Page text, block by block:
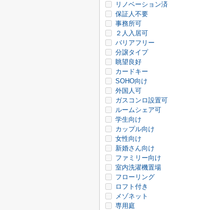
リノベーション済
保証人不要
事務所可
２人入居可
バリアフリー
分譲タイプ
眺望良好
カードキー
SOHO向け
外国人可
ガスコンロ設置可
ルームシェア可
学生向け
カップル向け
女性向け
新婚さん向け
ファミリー向け
室内洗濯機置場
フローリング
ロフト付き
メゾネット
専用庭